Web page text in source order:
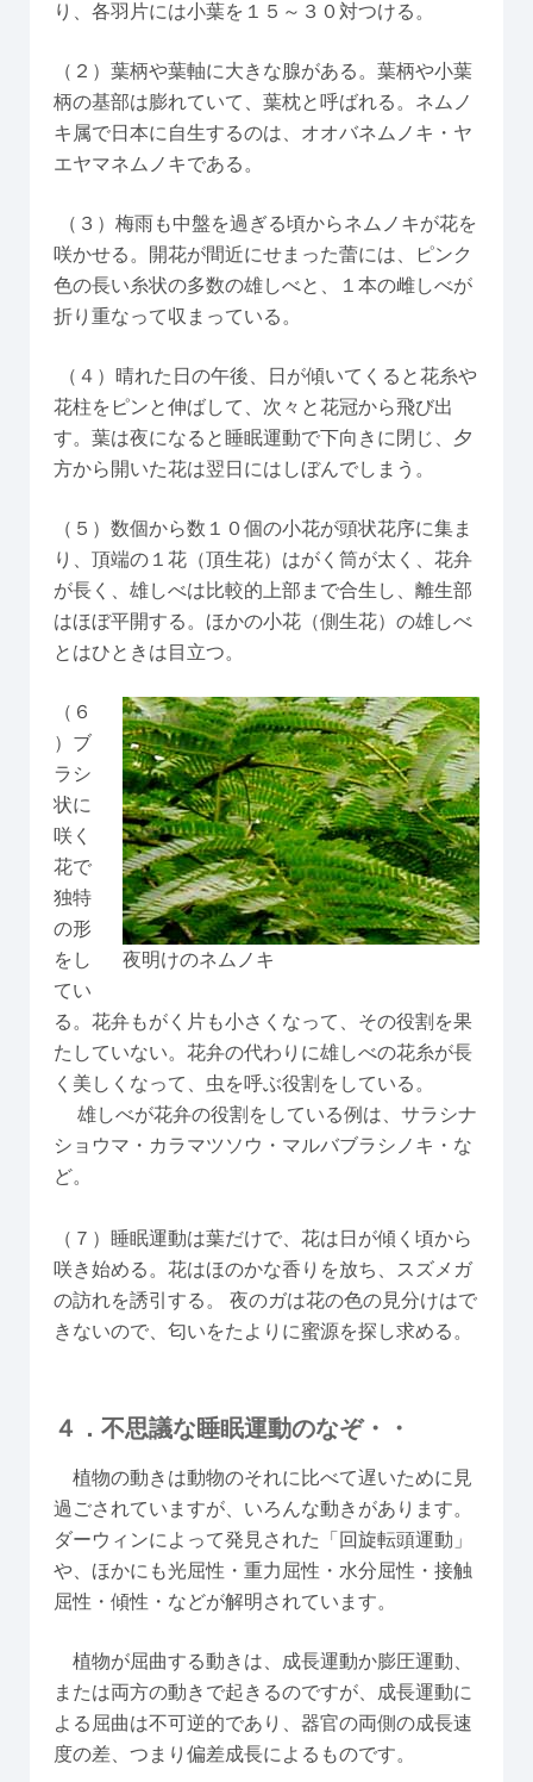
り、各羽片には小葉を１５～３０対つける。
（２）葉柄や葉軸に大きな腺がある。葉柄や小葉
柄の基部は膨れていて、葉枕と呼ばれる。ネムノ
キ属で日本に自生するのは、オオバネムノキ・ヤ
エヤマネムノキである。
（３）梅雨も中盤を過ぎる頃からネムノキが花を
咲かせる。開花が間近にせまった蕾には、ピンク
色の長い糸状の多数の雄しべと、１本の雌しべが
折り重なって収まっている。
（４）晴れた日の午後、日が傾いてくると花糸や
花柱をピンと伸ばして、次々と花冠から飛び出
す。葉は夜になると睡眠運動で下向きに閉じ、夕
方から開いた花は翌日にはしぼんでしまう。
（５）数個から数１０個の小花が頭状花序に集ま
り、頂端の１花（頂生花）はがく筒が太く、花弁
が長く、雄しべは比較的上部まで合生し、離生部
はほぼ平開する。ほかの小花（側生花）の雄しべ
とはひときは目立つ。
夜明けのネムノキ
（６
）ブ
ラシ
状に
咲く
花で
独特
の形
をし
てい
る。花弁もがく片も小さくなって、その役割を果
たしていない。花弁の代わりに雄しべの花糸が長
く美しくなって、虫を呼ぶ役割をしている。
雄しべが花弁の役割をしている例は、サラシナ
ショウマ・カラマツソウ・マルバブラシノキ・な
ど。
（７）睡眠運動は葉だけで、花は日が傾く頃から
咲き始める。花はほのかな香りを放ち、スズメガ
の訪れを誘引する。 夜のガは花の色の見分けはで
きないので、匂いをたよりに蜜源を探し求める。
４．不思議な睡眠運動のなぞ・・
植物の動きは動物のそれに比べて遅いために見
過ごされていますが、いろんな動きがあります。
ダーウィンによって発見された「回旋転頭運動」
や、ほかにも光屈性・重力屈性・水分屈性・接触
屈性・傾性・などが解明されています。
植物が屈曲する動きは、成長運動か膨圧運動、
または両方の動きで起きるのですが、成長運動に
よる屈曲は不可逆的であり、器官の両側の成長速
度の差、つまり偏差成長によるものです。